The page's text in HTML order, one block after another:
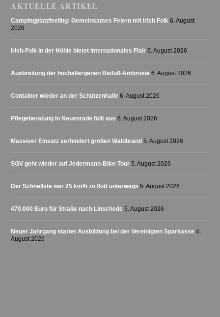
AKTUELLE ARTIKEL
Campingplatzfeeling: Gemeinsames Feiern mit Irish Folk 6. August
2026
Irish-Folk in der Höhle bietet internationales Flair 6. August 2026
Ausbreitung der hochallergenen Beifuß-Ambrosie 6. August 2026
Container wieder an der Schützenhalle 6. August 2026
Pflegeberatung in Neuenrade fällt aus 6. August 2026
Massiver Einsatz verhindert großen Waldbrand 5. August 2026
SGV geht wieder auf Jedermann-Bike-Tour 5. August 2026
Der Schnellste war 25 km/h zu flott unterwegs 5. August 2026
470.000 Euro für Straße nach Linschede 5. August 2026
Neuer Jahrgang startet Ausbildung bei der Vereinigten Sparkasse 4.
August 2026